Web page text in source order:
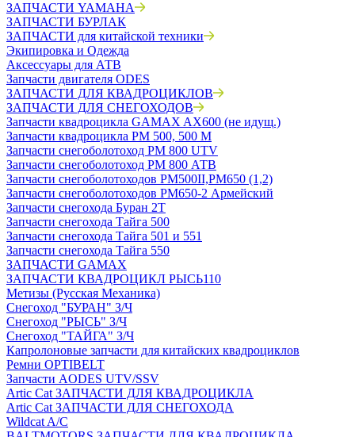
ЗАПЧАСТИ YAMAHA
ЗАПЧАСТИ БУРЛАК
ЗАПЧАСТИ для китайской техники
Экипировка и Одежда
Аксессуары для АТВ
Запчасти двигателя ODES
ЗАПЧАСТИ ДЛЯ КВАДРОЦИКЛОВ
ЗАПЧАСТИ ДЛЯ СНЕГОХОДОВ
Запчасти квадроцикла GAMAX AX600 (не идущ.)
Запчасти квадроцикла РМ 500, 500 М
Запчасти снегоболотоход РМ 800 UTV
Запчасти снегоболотоход РМ 800 АТВ
Запчасти снегоболотоходов РМ500II,РМ650 (1,2)
Запчасти снегоболотоходов РМ650-2 Армейский
Запчасти снегохода Буран 2Т
Запчасти снегохода Тайга 500
Запчасти снегохода Тайга 501 и 551
Запчасти снегохода Тайга 550
ЗАПЧАСТИ GAMAX
ЗАПЧАСТИ КВАДРОЦИКЛ РЫСЬ110
Метизы (Русская Механика)
Снегоход "БУРАН" З/Ч
Снегоход "РЫСЬ" З/Ч
Снегоход "ТАЙГА" З/Ч
Капролоновые запчасти для китайских квадроциклов
Ремни OPTIBELT
Запчасти AODES UTV/SSV
Artic Cat ЗАПЧАСТИ ДЛЯ КВАДРОЦИКЛА
Artic Cat ЗАПЧАСТИ ДЛЯ СНЕГОХОДА
Wildcat A/C